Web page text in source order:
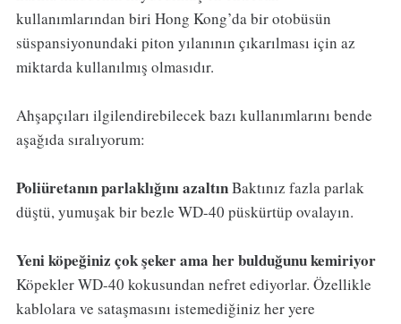
kullanımlarından biri Hong Kong’da bir otobüsün
süspansiyonundaki piton yılanının çıkarılması için az
miktarda kullanılmış olmasıdır.
Ahşapçıları ilgilendirebilecek bazı kullanımlarını bende
aşağıda sıralıyorum:
Poliüretanın parlaklığını azaltınBaktınız fazla parlak
düştü, yumuşak bir bezle WD-40 püskürtüp ovalayın.
Yeni köpeğiniz çok şeker ama her bulduğunu kemiriyor
Köpekler WD-40 kokusundan nefret ediyorlar. Özellikle
kablolara ve sataşmasını istemediğiniz her yere